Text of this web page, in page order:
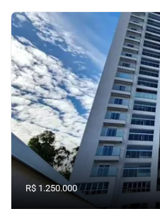
R$ 1.250.000